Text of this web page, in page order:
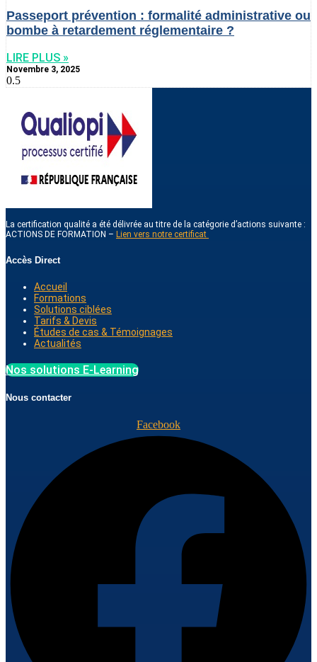
Passeport prévention : formalité administrative ou
bombe à retardement réglementaire ?
LIRE PLUS »
Novembre 3, 2025
La certification qualité a été délivrée au titre de la catégorie d’actions suivante :
ACTIONS DE FORMATION – Lien vers notre certificat
Accès Direct
Accueil
Formations
Solutions ciblées
Tarifs & Devis
Études de cas & Témoignages
Actualités
Nos solutions E-Learning
Nous contacter
Facebook